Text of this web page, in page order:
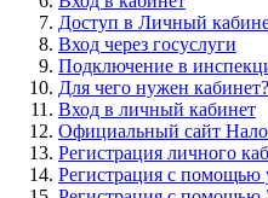
Доступ в Личный
Вход через госуслуги
Подключение в
Для чего нужен кабинет?
Вход в личный кабинет
Официальный сайт
Регистрация личного
Регистрация с помощью